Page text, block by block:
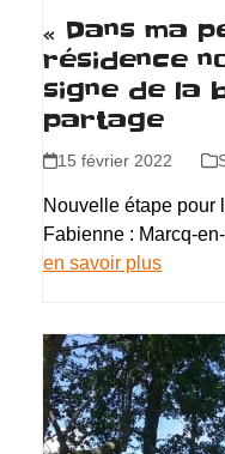
« Dans ma
résidence
signe de la
partage
15 février 2022
Nouvelle étape pour
Fabienne : Marcq-
en savoir plus